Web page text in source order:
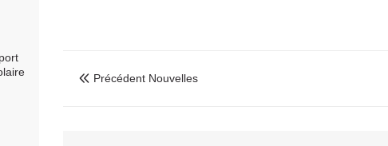
 Précédent Nouvelles